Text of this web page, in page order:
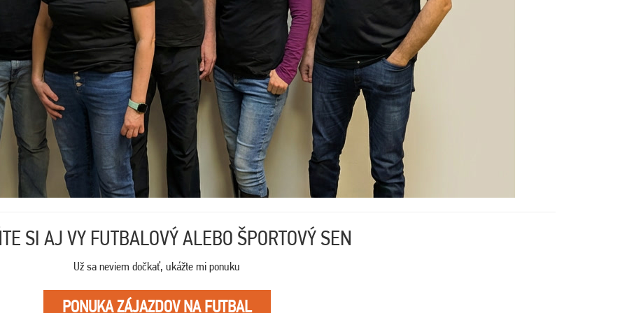
SI AJ VY FUTBALOVÝ ALEBO ŠPORTOVÝ SEN
Už sa neviem dočkať, ukážte mi ponuku
PONUKA ZÁJAZDOV NA FUTBAL